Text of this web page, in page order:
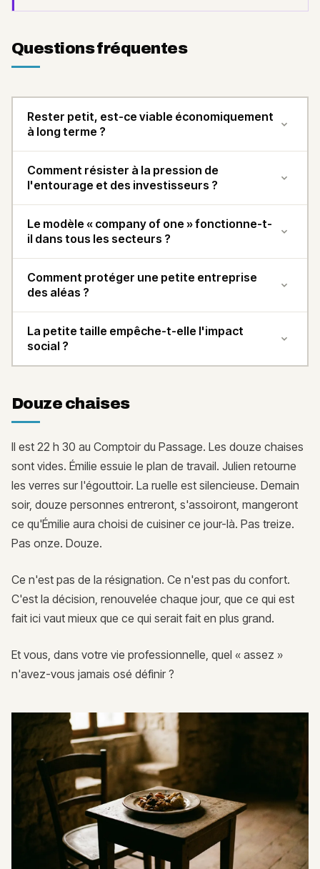
Questions fréquentes
Rester petit, est-ce viable économiquement
à long terme ?
Comment résister à la pression de
l'entourage et des investisseurs ?
Le modèle « company of one » fonctionne-t-
il dans tous les secteurs ?
Comment protéger une petite entreprise
des aléas ?
La petite taille empêche-t-elle l'impact
social ?
Douze chaises
Il est 22 h 30 au Comptoir du Passage. Les douze chaises
sont vides. Émilie essuie le plan de travail. Julien retourne
les verres sur l'égouttoir. La ruelle est silencieuse. Demain
soir, douze personnes entreront, s'assoiront, mangeront
ce qu'Émilie aura choisi de cuisiner ce jour-là. Pas treize.
Pas onze. Douze.
Ce n'est pas de la résignation. Ce n'est pas du confort.
C'est la décision, renouvelée chaque jour, que ce qui est
fait ici vaut mieux que ce qui serait fait en plus grand.
Et vous, dans votre vie professionnelle, quel « assez »
n'avez-vous jamais osé définir ?